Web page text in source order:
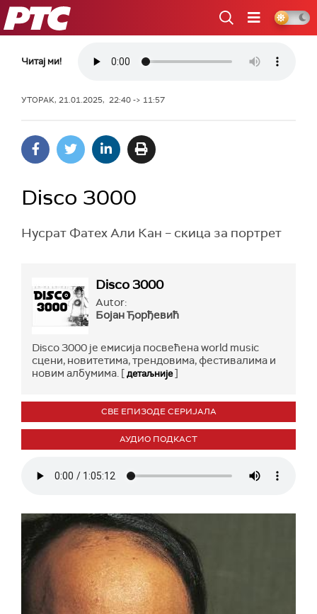
РТС
Читај ми!
УТОРАК, 21.01.2025, 22:40 -> 11:57
Disco 3000
Нусрат Фатех Али Кан – скица за портрет
Disco 3000
Autor:
Бојан Ђорђевић
Disco 3000 је емисија посвећена world music
сцени, новитетима, трендовима, фестивалима и
новим албумима. [детаљније]
СВЕ ЕПИЗОДЕ СЕРИЈАЛА
АУДИО ПОДКАСТ